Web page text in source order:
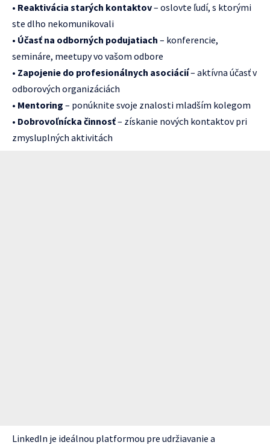
• Reaktivácia starých kontaktov– oslovte ľudí, s ktorými
ste dlho nekomunikovali
• Účasť na odborných podujatiach – konferencie,
semináre, meetupy vo vašom odbore
• Zapojenie do profesionálnych asociácií– aktívna účasť v
odborových organizáciách
• Mentoring – ponúknite svoje znalosti mladším kolegom
• Dobrovoľnícka činnosť– získanie nových kontaktov pri
zmysluplných aktivitách
LinkedIn je ideálnou platformou pre udržiavanie a